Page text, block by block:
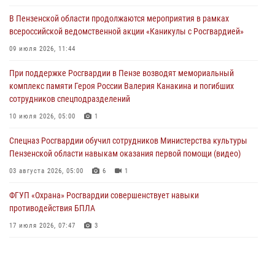
В Пензе при силовой поддержке Росгвардии пресечена
деятельность ОПГ, маскировавшейся под реабилитационный центр
04 августа 2026, 07:05 4
В Управлении Росгвардии по Пензенской области подвели итоги
работы за первое полугодие 2026 года
В Пензенской области продолжаются мероприятия в рамках
всероссийской ведомственной акции «Каникулы с Росгвардией»
09 июля 2026, 11:44
При поддержке Росгвардии в Пензе возводят мемориальный
комплекс памяти Героя России Валерия Канакина и погибших
сотрудников спецподразделений
10 июля 2026, 05:00 1
Спецназ Росгвардии обучил сотрудников Министерства культуры
Пензенской области навыкам оказания первой помощи (видео)
03 августа 2026, 05:00 6 1
ФГУП «Охрана» Росгвардии совершенствует навыки
противодействия БПЛА
17 июля 2026, 07:47 3